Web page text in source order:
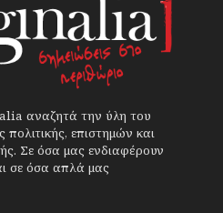
αναζητά την ύλη του
επιστημών και
Σε όσα μας ενδιαφέρουν
σε όσα απλά μας